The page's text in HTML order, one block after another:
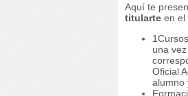
Aquí te
titularte en el
una
Oficial
alumno